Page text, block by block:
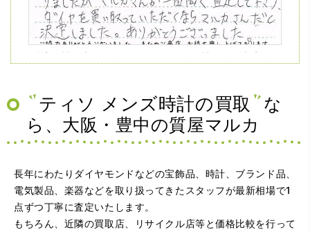
（兵庫県神戸市）ネットの口コミを見て神戸から来店。天
王寺、梅田の有名買取店を4店巡りましたがマルカさんが一
ティソ メンズ時計の買取
な
ら、大阪・豊中の質屋マルカ
長年にわたりダイヤモンドなどの宝飾品、時計、ブランド品、
電気製品、楽器などを取り扱ってきたスタッフが最新相場で1
点ずつ丁寧に査定いたします。
もちろん、近隣の買取店、リサイクル店等と価格比較を行って